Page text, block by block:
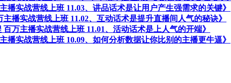
播实战营线上班 11.03、讲品话术是让用户产生强需求的关键》
播实战营线上班 11.02、互动话术是提升直播间人气的秘诀》
百万主播实战营线上班 11.01、活动话术是上人气的开端》
播实战营线上班 10.09、如何分析数据让你比别的主播更牛逼》